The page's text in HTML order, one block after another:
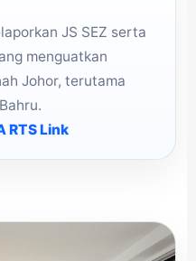
JS SEZ serta
menguatkan
Johor, terutama
RTS Link